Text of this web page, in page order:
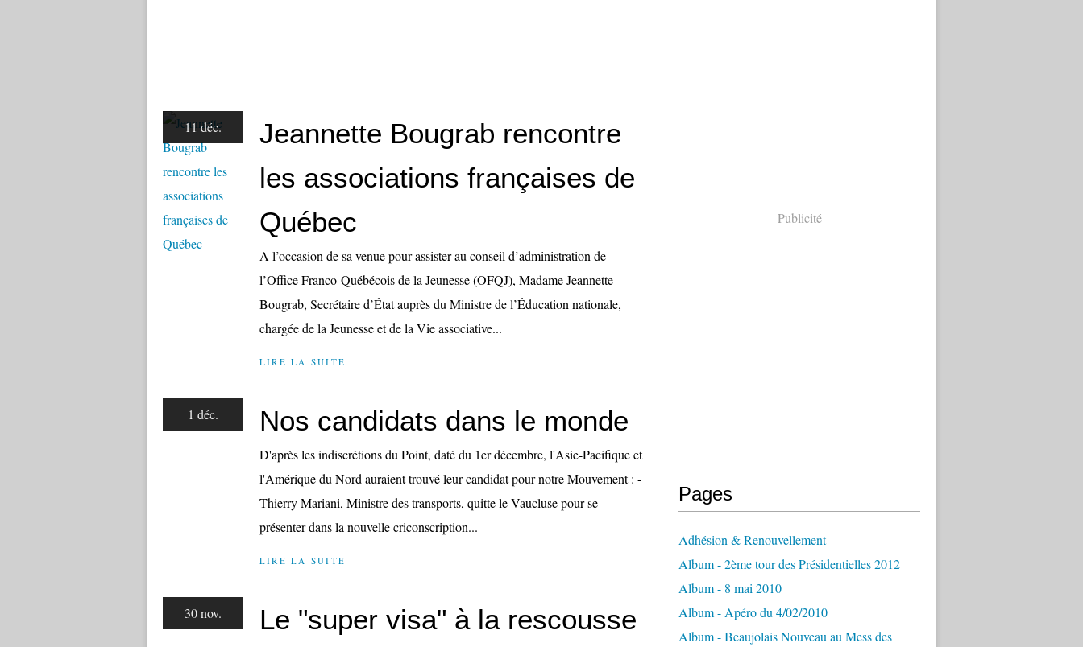
11 déc.
Jeannette Bougrab rencontre
les associations françaises de
Québec
A l’occasion de sa venue pour assister au conseil d’administration de
l’Office Franco-Québécois de la Jeunesse (OFQJ), Madame Jeannette
Bougrab, Secrétaire d’État auprès du Ministre de l’Éducation nationale,
chargée de la Jeunesse et de la Vie associative...
LIRE LA SUITE
1 déc. Nos candidats dans le monde
D'après les indiscrétions du Point, daté du 1er décembre, l'Asie-Pacifique et
l'Amérique du Nord auraient trouvé leur candidat pour notre Mouvement : -
Thierry Mariani, Ministre des transports, quitte le Vaucluse pour se
présenter dans la nouvelle criconscription...
LIRE LA SUITE
30 nov.
Le "super visa" à la rescousse
Publicité
Pages
Adhésion & Renouvellement
Album - 2ème tour des Présidentielles 2012
Album - 8 mai 2010
Album - Apéro du 4/02/2010
Album - Beaujolais Nouveau au Mess des